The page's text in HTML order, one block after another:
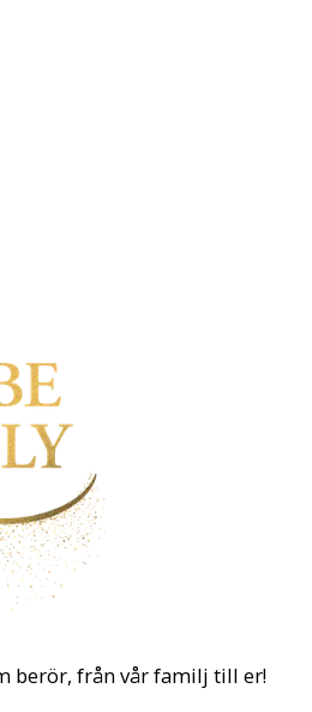
berör, från vår familj till er!